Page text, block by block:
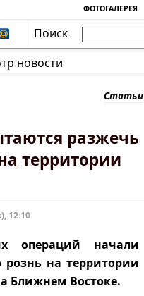
ФОТОГАЛЕРЕЯ
Поиск
новости
Статьи
разжечь
территории
12:10
операций начали
на территории
Ближнем Востоке.